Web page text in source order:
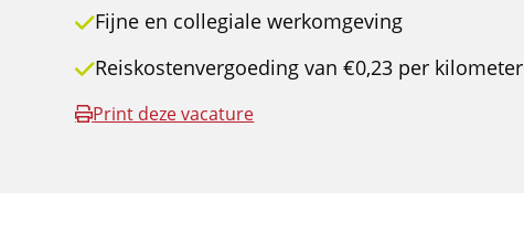
Fijne en collegiale werkomgeving
Reiskostenvergoeding van €0,23 per kilometer
Print deze vacature